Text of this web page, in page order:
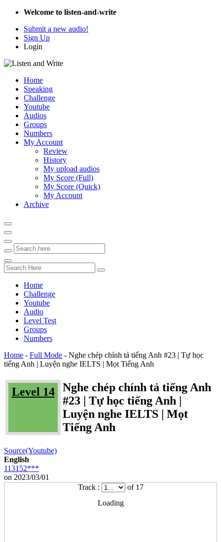
Welcome to listen-and-write
Submit a new audio!
Sign Up
Login
Home
Speaking
Challenge
Youtube
Audios
Groups
Numbers
My Account
Review
History
My upload audios
My Score (Full)
My Score (Quick)
My Account
Archive
Home
Challenge
Youtube
Audio
Level Test
Groups
Numbers
Home - Full Mode - Nghe chép chính tả tiếng Anh #23 | Tự học
tiếng Anh | Luyện nghe IELTS | Mọt Tiếng Anh
Level 14
Nghe chép chính tả tiếng Anh
#23 | Tự học tiếng Anh |
Luyện nghe IELTS | Mọt
Tiếng Anh
Source(Youtube)
English
113152***
on 2023/03/01
Track :
of 17
Loading